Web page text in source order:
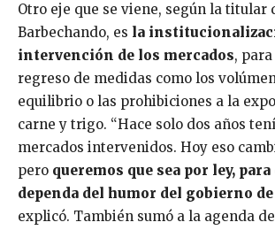
Otro eje que se viene, según la titular
Barbechando, es la
intervención de los mercados,
regreso de medidas como los
equilibrio o las prohibiciones a la
carne y trigo. “Hace solo dos años
mercados intervenidos. Hoy eso
pero queremos que sea por ley, para
dependa del humor del gobierno
explicó. También sumó a la agenda